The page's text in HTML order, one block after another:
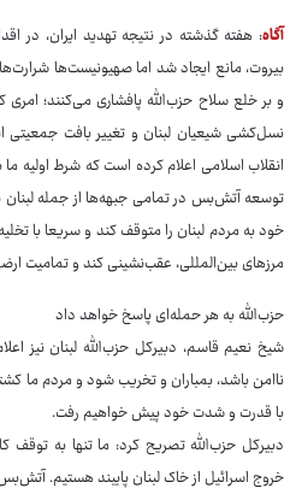
آگاه: هفته گذشته در نتیجه تهدید ایران، در
بیروت، مانع ایجاد شد اما صهیونیست‌ها
و بر خلع سلاح حزب‌الله پافشاری می‌کنند؛
نسل‌کشی شیعیان لبنان و تغییر بافت
انقلاب اسلامی اعلام کرده است که شرط
توسعه آتش‌بس در تمامی جبهه‌ها از جمله
خود به مردم لبنان را متوقف کند و سریعا با
مرزهای بین‌المللی، عقب‌نشینی کند و تمامیت
حزب‌الله به هر حمله‌ای پاسخ خواهد داد
شیخ نعیم قاسم، دبیرکل حزب‌الله لبنان نیز
ناامن باشد، بمباران و تخریب شود و مردم ما
با قدرت و شدت خود پیش خواهیم رفت.
دبیرکل حزب‌الله تصریح کرد: ما تنها به توقف
خروج اسرائیل از خاک لبنان پایبند هستیم. آتش‌بس